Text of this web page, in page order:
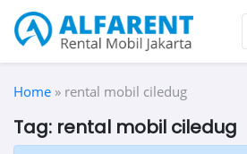
Home » rental mobil ciledug
Tag: rental mobil ciledug